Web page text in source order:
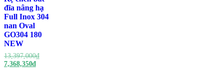
đĩa nâng hạ
Full Inox 304
nan Oval
GO304 180
NEW
13,397,000₫Giá
7,368,350₫Giá